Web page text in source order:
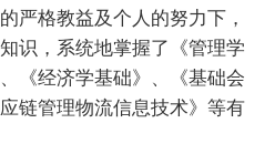
严格教益及个人的努力下，
识，系统地掌握了《管理学
《经济学基础》、《基础会
链管理物流信息技术》等有